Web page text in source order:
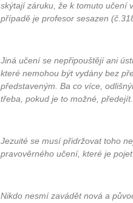
10 tipů
...
Jak mít více energie
skýtají záruku, že k tomuto učení
případě je profesor sesazen
Jiná učení se nepřipouštějí ani
které nemohou být vydány bez
představeným. Ba co více,
třeba, pokud je to možné,
Jezuité se musí přidržovat toho
pravověrného učení, které je
Nikdo nesmí zavádět nová a